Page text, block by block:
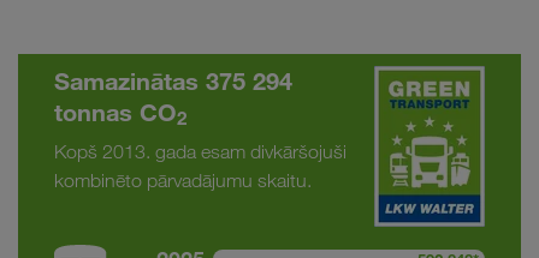
Samazinātas 375 294
tonnas CO2
Kopš 2013. gada esam divkāršojuši
kombinēto pārvadājumu skaitu.